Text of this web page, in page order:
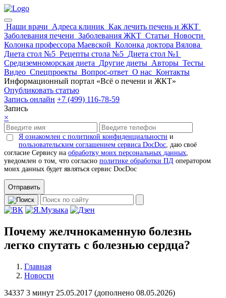
Наши врачи Адреса клиник Как лечить печень и ЖКТ
Заболевания печени Заболевания ЖКТ Статьи Новости
Колонка профессора Маевской Колонка доктора Вялова
Диета стол №5 Рецепты стола №5 Диета стол №1
Средиземноморская диета Другие диеты Авторы Тесты
Видео Спецпроекты Вопрос-ответ О нас Контакты
Информационный портал «Всё о печени и ЖКТ»
Опубликовать статью
Запись онлайн +7 (499) 116-78-59
Запись
×
Я ознакомлен с политикой конфиденциальности и
пользовательским соглашением сервиса DocDoc, даю своё
согласие Сервису на обработку моих персональных данных,
уведомлен о том, что согласно политике обработки ПД оператором
моих данных будет являться сервис DocDoc
Отправить
Почему желчнокаменную болезнь
легко спутать с болезнью сердца?
Главная
Новости
34337 3 минут 25.05.2017 (дополнено 08.05.2026)